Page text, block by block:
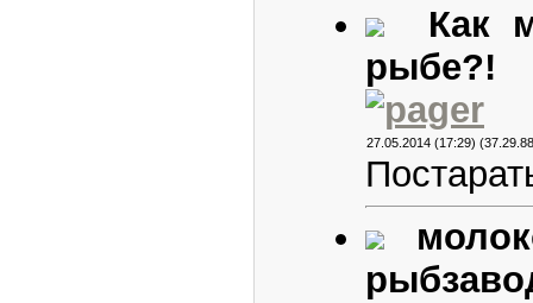
Как
рыбе?!
27.05.2014 (17:29)